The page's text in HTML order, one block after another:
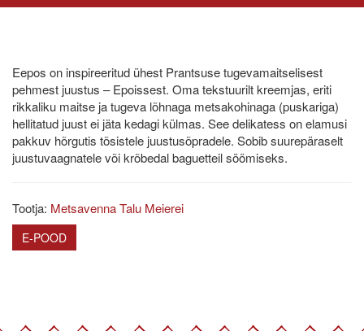
Eepos on inspireeritud ühest Prantsuse tugevamaitselisest
pehmest juustus – Epoissest. Oma tekstuurilt kreemjas, eriti
rikkaliku maitse ja tugeva lõhnaga metsakohinaga (puskariga)
hellitatud juust ei jäta kedagi külmas. See delikatess on elamusi
pakkuv hõrgutis tõsistele juustusõpradele. Sobib suurepäraselt
juustuvaagnatele või krõbedal baguetteil söömiseks.
Tootja: Metsavenna Talu Meierei
E-POOD